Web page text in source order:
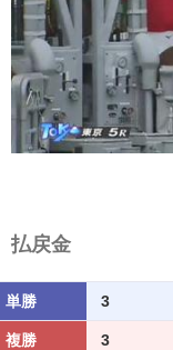
払戻金
単勝 3
複勝 3